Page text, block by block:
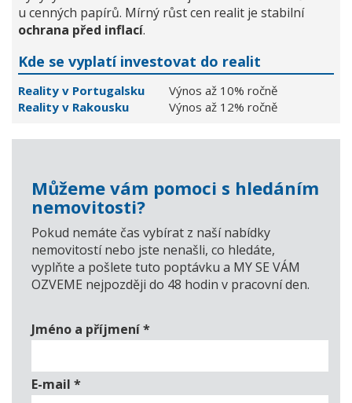
u cenných papírů. Mírný růst cen realit je stabilní
ochrana před inflací.
Kde se vyplatí investovat do realit
Reality v Portugalsku
Výnos až 10% ročně
Reality v Rakousku
Výnos až 12% ročně
Můžeme vám pomoci s hledáním
nemovitosti?
Pokud nemáte čas vybírat z naší nabídky
nemovitostí nebo jste nenašli, co hledáte,
vyplňte a pošlete tuto poptávku a MY SE VÁM
OZVEME nejpozději do 48 hodin v pracovní den.
Jméno a příjmení*
E-mail *